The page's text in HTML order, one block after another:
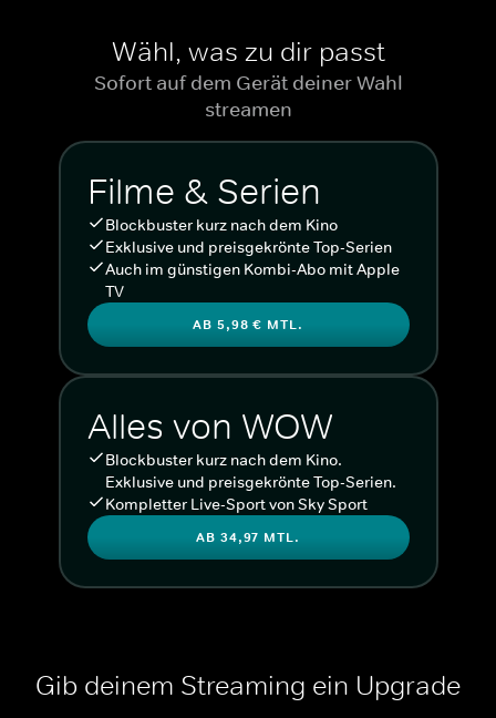
Wähl, was zu dir passt
Sofort auf dem Gerät deiner Wahl
streamen
Filme & Serien
Blockbuster kurz nach dem Kino
Exklusive und preisgekrönte Top-Serien
Auch im günstigen Kombi-Abo mit Apple
TV
AB 5,98 € MTL.
Alles von WOW
Blockbuster kurz nach dem Kino.
Exklusive und preisgekrönte Top-Serien.
Kompletter Live-Sport von Sky Sport
AB 34,97 MTL.
Gib deinem Streaming ein Upgrade